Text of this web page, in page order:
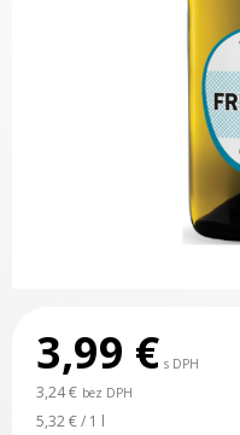
3,99 € s DPH
3,24 € bez DPH
5,32 € / 1 l